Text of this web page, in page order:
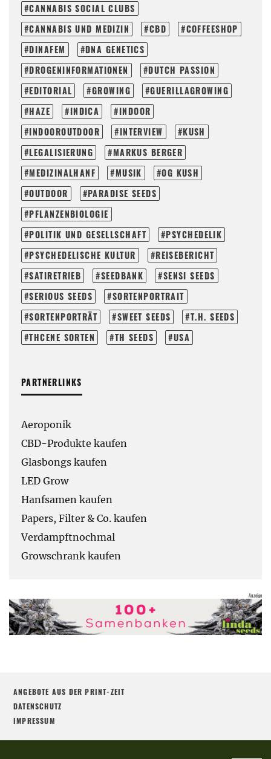
CANNABIS SOCIAL CLUBS
CANNABIS UND MEDIZIN
CBD
COFFEESHOP
DINAFEM
DNA GENETICS
DROGENINFORMATIONEN
DUTCH PASSION
EDITORIAL
GROWING
GUERILLAGROWING
HAZE
INDICA
INDOOR
INDOOROUTDOOR
INTERVIEW
KUSH
LEGALISIERUNG
MARKUS BERGER
MEDIZINALHANF
MUSIK
OG KUSH
OUTDOOR
PARADISE SEEDS
PFLANZENBIOLOGIE
POLITIK UND GESELLSCHAFT
PSYCHEDELIK
PSYCHEDELISCHE KULTUR
REISEBERICHT
SATIRETRIEB
SEEDBANK
SENSI SEEDS
SERIOUS SEEDS
SORTENPORTRAIT
SORTENPORTRÄT
SWEET SEEDS
T.H. SEEDS
THCENE SORTEN
TH SEEDS USA
PARTNERLINKS
Aeroponik
CBD-Produkte kaufen
Glasbongs kaufen
LED Grow
Hanfsamen kaufen
Papers, Filter & Co. kaufen
Verdampftnochmal
Growschrank kaufen
ANGEBOTE AUS DER PRINT-ZEIT
DATENSCHUTZ
IMPRESSUM